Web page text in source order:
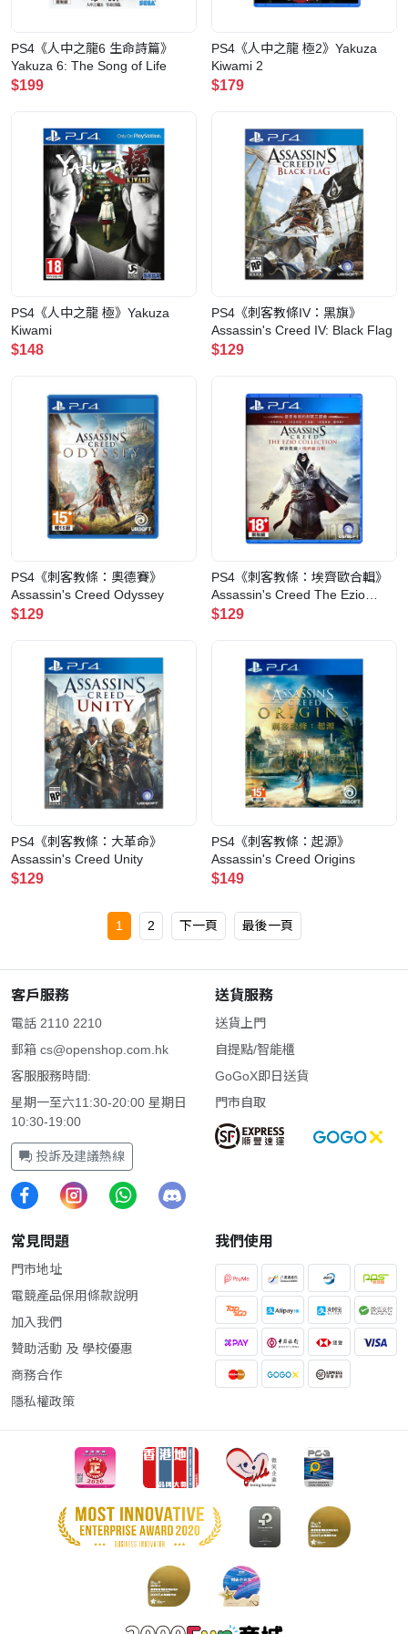
PS4《人中之龍6 生命詩篇》
Yakuza 6: The Song of Life
$199
PS4《人中之龍 極2》Yakuza
Kiwami 2
$179
PS4《人中之龍 極》Yakuza
Kiwami
$148
PS4《刺客教條IV：黑旗》
Assassin's Creed IV: Black Flag
$129
PS4《刺客教條：奧德賽》
Assassin's Creed Odyssey
$129
PS4《刺客教條：埃齊歐合輯》
Assassin's Creed The Ezio
Collection
$129
PS4《刺客教條：大革命》
Assassin's Creed Unity
$129
PS4《刺客教條：起源》
Assassin's Creed Origins
$149
1 2 下一頁 最後一頁
客戶服務
電話 2110 2210
郵箱 cs@openshop.com.hk
客服服務時間:
星期一至六11:30-20:00 星期日
10:30-19:00
投訴及建議熱線
送貨服務
送貨上門
自提點/智能櫃
GoGoX即日送貨
門市自取
常見問題
門市地址
電競產品保用條款說明
加入我們
贊助活動 及 學校優惠
商務合作
隱私權政策
我們使用